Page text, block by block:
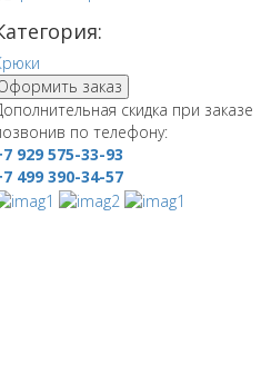
заказ
скидка при заказе
по телефону:
929 575-33-93
499 390-34-57